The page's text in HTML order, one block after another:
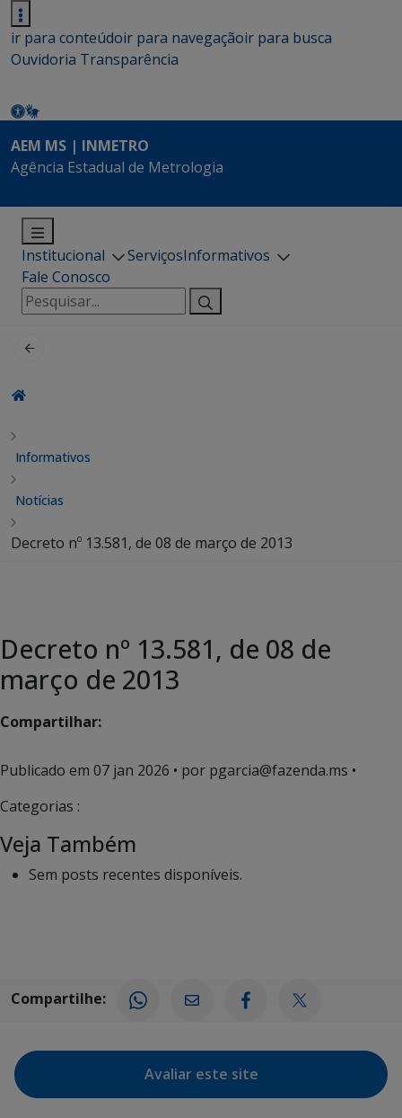
ir para conteúdoir para navegaçãoir para busca
Ouvidoria Transparência
AEM MS | INMETRO
Agência Estadual de Metrologia
Institucional ServiçosInformativos
Fale Conosco
Pesquisar
por:
Informativos
Notícias
Decreto nº 13.581, de 08 de março de 2013
Decreto nº 13.581, de 08 de
março de 2013
Compartilhar:
Publicado em 07 jan 2026 • por pgarcia@fazenda.ms •
Categorias :
Veja Também
Sem posts recentes disponíveis.
Compartilhe:
Avaliar este site